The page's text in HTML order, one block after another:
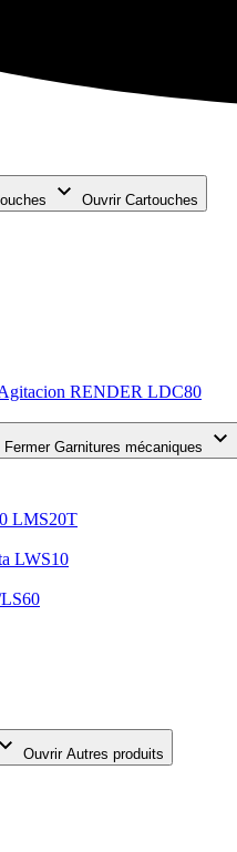
Ouvrir Cartouches
Fermer Garnitures mécaniques
Ouvrir Autres produits